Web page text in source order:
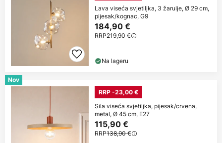
Lava viseća svjetiljka, 3 žarulje, Ø 29 cm,
pijesak/kognac, G9
184,90 €
RRP219,90 €
Na lageru
Nov
RRP -23,00 €
Sila viseća svjetiljka, pijesak/crvena,
metal, Ø 45 cm, E27
115,90 €
RRP138,90 €